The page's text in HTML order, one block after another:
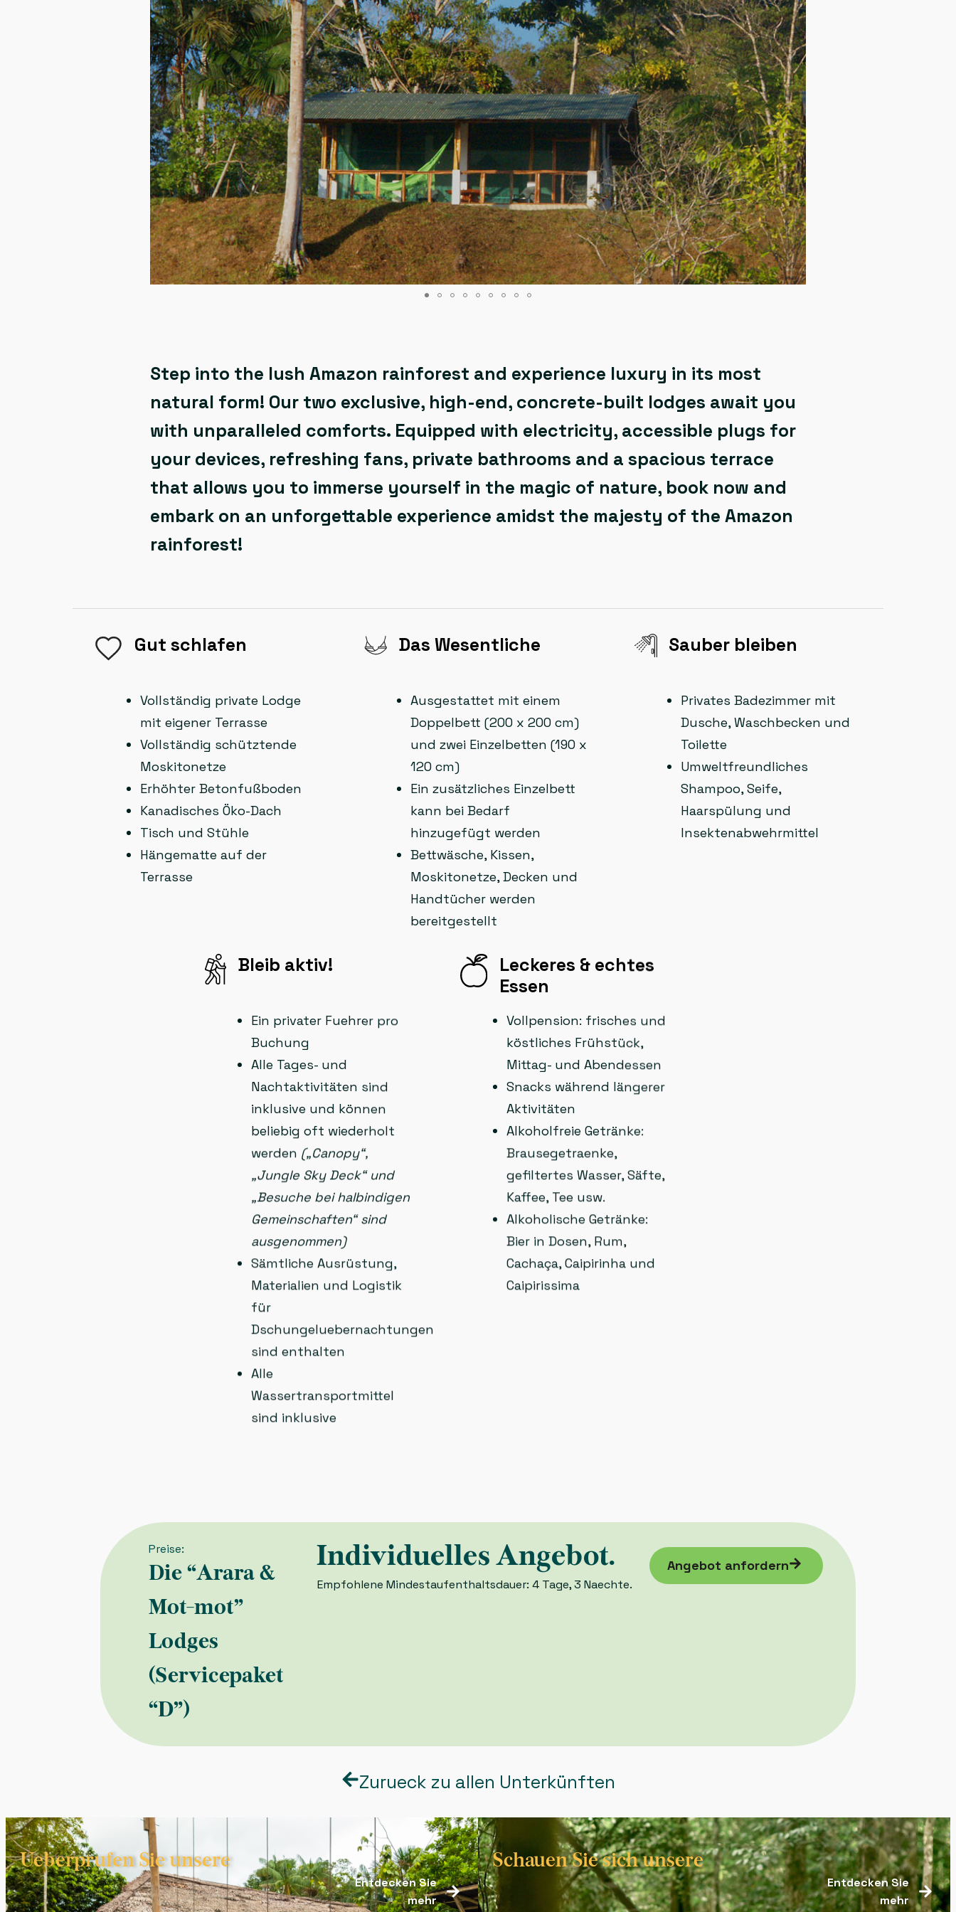
Step into the lush Amazon rainforest and experience luxury in its most
natural form! Our two exclusive, high-end, concrete-built lodges await you
with unparalleled comforts. Equipped with electricity, accessible plugs for
your devices, refreshing fans, private bathrooms and a spacious terrace
that allows you to immerse yourself in the magic of nature, book now and
embark on an unforgettable experience amidst the majesty of the Amazon
rainforest!
Gut schlafen
Vollständig private Lodge
mit eigener Terrasse
Vollständig schütztende
Moskitonetze
Erhöhter Betonfußboden
Kanadisches Öko-Dach
Tisch und Stühle
Hängematte auf der
Terrasse
Das Wesentliche
Ausgestattet mit einem
Doppelbett (200 x 200 cm)
und zwei Einzelbetten (190 x
120 cm)
Ein zusätzliches Einzelbett
kann bei Bedarf
hinzugefügt werden
Bettwäsche, Kissen,
Moskitonetze, Decken und
Handtücher werden
bereitgestellt
Sauber bleiben
Privates Badezimmer mit
Dusche, Waschbecken und
Toilette
Umweltfreundliches
Shampoo, Seife,
Haarspülung und
Insektenabwehrmittel
Bleib aktiv!
Ein privater Fuehrer pro
Buchung
Alle Tages- und
Nachtaktivitäten sind
inklusive und können
beliebig oft wiederholt
werden („Canopy“,
„Jungle Sky Deck“ und
„Besuche bei halbindigen
Gemeinschaften“ sind
ausgenommen)
Sämtliche Ausrüstung,
Materialien und Logistik
für
Dschungeluebernachtungen
sind enthalten
Alle
Wassertransportmittel
sind inklusive
Leckeres & echtes
Essen
Vollpension: frisches und
köstliches Frühstück,
Mittag- und Abendessen
Snacks während längerer
Aktivitäten
Alkoholfreie Getränke:
Brausegetraenke,
gefiltertes Wasser, Säfte,
Kaffee, Tee usw.
Alkoholische Getränke:
Bier in Dosen, Rum,
Cachaça, Caipirinha und
Caipirissima
Preise:
Die “Arara &
Mot-mot”
Lodges
(Servicepaket
“D”)
Individuelles Angebot.
Empfohlene Mindestaufenthaltsdauer: 4 Tage, 3 Naechte.
Angebot anfordern
Zurueck zu allen Unterkünften
Ueberprufen Sie unsere
Entdecken Sie
mehr
Schauen Sie sich unsere
Entdecken Sie
mehr